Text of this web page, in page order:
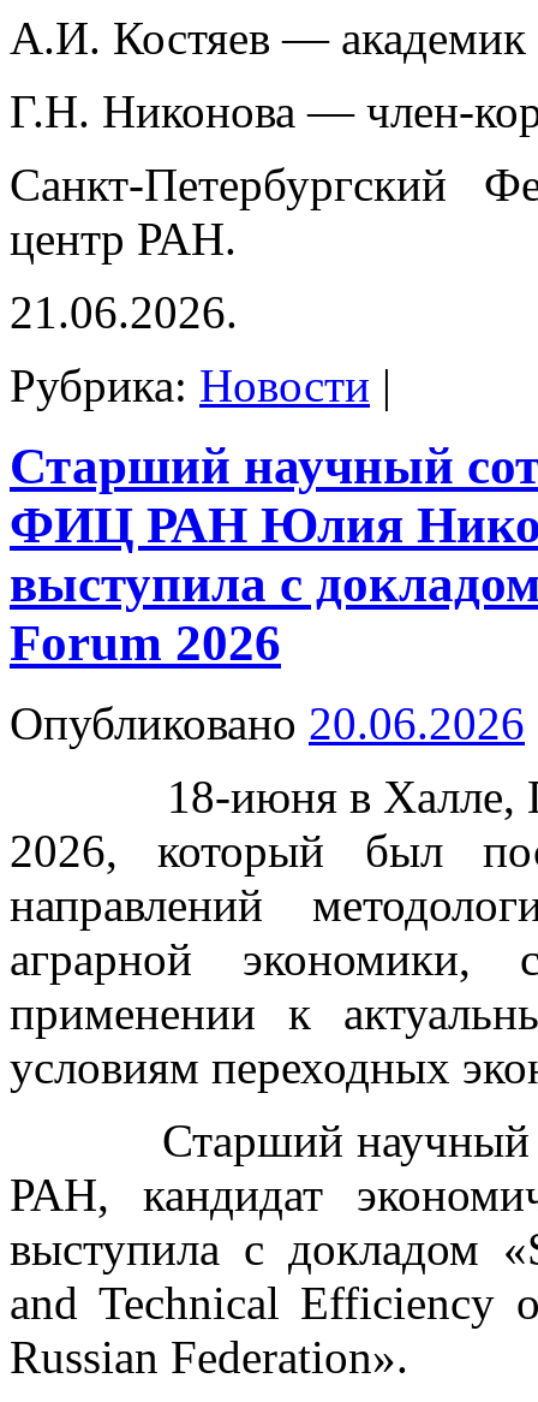
А.И. Костяев —
Г.Н. Никонова — член-
Санкт-Петербургский
центр РАН.
21.06.2026.
Рубрика: Новости |
Старший научный
ФИЦ РАН Юлия
выступила с
Forum 2026
Опубликовано 20.06.2026
18-июня в Халле,
2026, который был
направлений
аграрной
применении к
условиям переходных
Старший научный
РАН, кандидат
выступила с докладом
and Technical Efficiency
Russian Federation».